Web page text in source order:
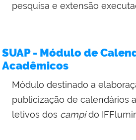
pesquisa e extensão
SUAP - Módulo de
Acadêmicos
Módulo destinado a
publicização de calendários
letivos dos campido